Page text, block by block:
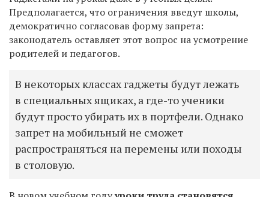
Предполагается, что ограничения введут школы,
демократично согласовав форму запрета:
законодатель оставляет этот вопрос на усмотрение
родителей и педагогов.
В некоторых классах гаджеты будут лежать
в специальных ящиках, а где-то ученики
будут просто убирать их в портфели. Однако
запрет на мобильный не сможет
распространяться на перемены или походы
в столовую.